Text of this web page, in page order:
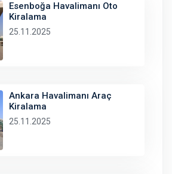
Esenboğa Havalimanı Oto
Kiralama
25.11.2025
Ankara Havalimanı Araç
Kiralama
25.11.2025